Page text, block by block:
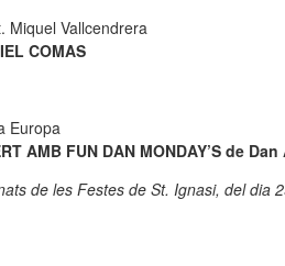
Miquel Vallcendrera
COMAS
Europa
AMB FUN DAN MONDAY’S de
de les Festes de St. Ignasi, del dia